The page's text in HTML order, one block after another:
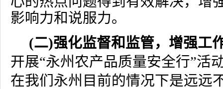
影响力和说服力。
(二)强化监督和监管，增强工
开展“永州农产品质量安全行”活
在我们永州目前的情况下是远远